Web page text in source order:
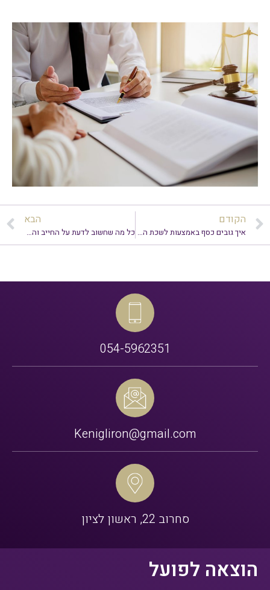
הקודם
איך גובים כסף באמצעות לשכת ההוצאה לפועל?
הבא
כל מה שחשוב לדעת על החייב והנושה בתיק הוצאה לפועל: המדריך המלא
054-5962351
Kenigliron@gmail.com
סחרוב 22, ראשון לציון
הוצאה לפועל